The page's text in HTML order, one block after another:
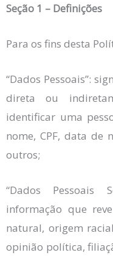
Seção 1 – Definições
Para os fins desta
“Dados Pessoais”:
direta ou
identificar uma
nome, CPF, data de
outros;
“Dados Pessoais
informação que
natural, origem
opinião política,